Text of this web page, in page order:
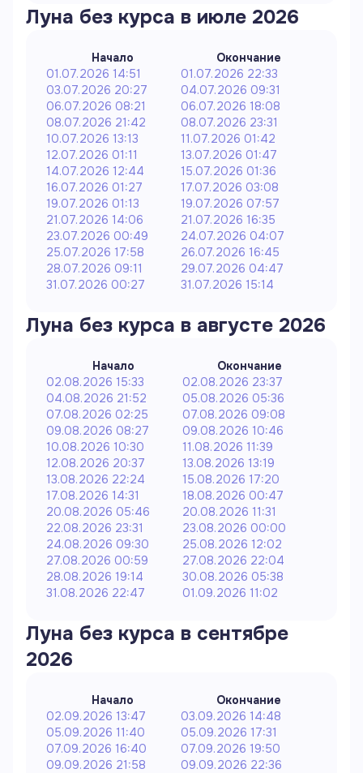
Луна без курса в июле 2026
Начало
Окончание
01.07.2026 14:51
01.07.2026 22:33
03.07.2026 20:27
04.07.2026 09:31
06.07.2026 08:21
06.07.2026 18:08
08.07.2026 21:42
08.07.2026 23:31
10.07.2026 13:13
11.07.2026 01:42
12.07.2026 01:11
13.07.2026 01:47
14.07.2026 12:44
15.07.2026 01:36
16.07.2026 01:27
17.07.2026 03:08
19.07.2026 01:13
19.07.2026 07:57
21.07.2026 14:06
21.07.2026 16:35
23.07.2026 00:49
24.07.2026 04:07
25.07.2026 17:58
26.07.2026 16:45
28.07.2026 09:11
29.07.2026 04:47
31.07.2026 00:27
31.07.2026 15:14
Луна без курса в августе 2026
Начало
Окончание
02.08.2026 15:33
02.08.2026 23:37
04.08.2026 21:52
05.08.2026 05:36
07.08.2026 02:25
07.08.2026 09:08
09.08.2026 08:27
09.08.2026 10:46
10.08.2026 10:30
11.08.2026 11:39
12.08.2026 20:37
13.08.2026 13:19
13.08.2026 22:24
15.08.2026 17:20
17.08.2026 14:31
18.08.2026 00:47
20.08.2026 05:46
20.08.2026 11:31
22.08.2026 23:31
23.08.2026 00:00
24.08.2026 09:30
25.08.2026 12:02
27.08.2026 00:59
27.08.2026 22:04
28.08.2026 19:14
30.08.2026 05:38
31.08.2026 22:47
01.09.2026 11:02
Луна без курса в сентябре
2026
Начало
Окончание
02.09.2026 13:47
03.09.2026 14:48
05.09.2026 11:40
05.09.2026 17:31
07.09.2026 16:40
07.09.2026 19:50
09.09.2026 21:58
09.09.2026 22:36